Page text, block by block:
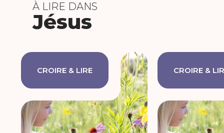
À LIRE DANS
Jésus
CROIRE & LIRE CROIRE &